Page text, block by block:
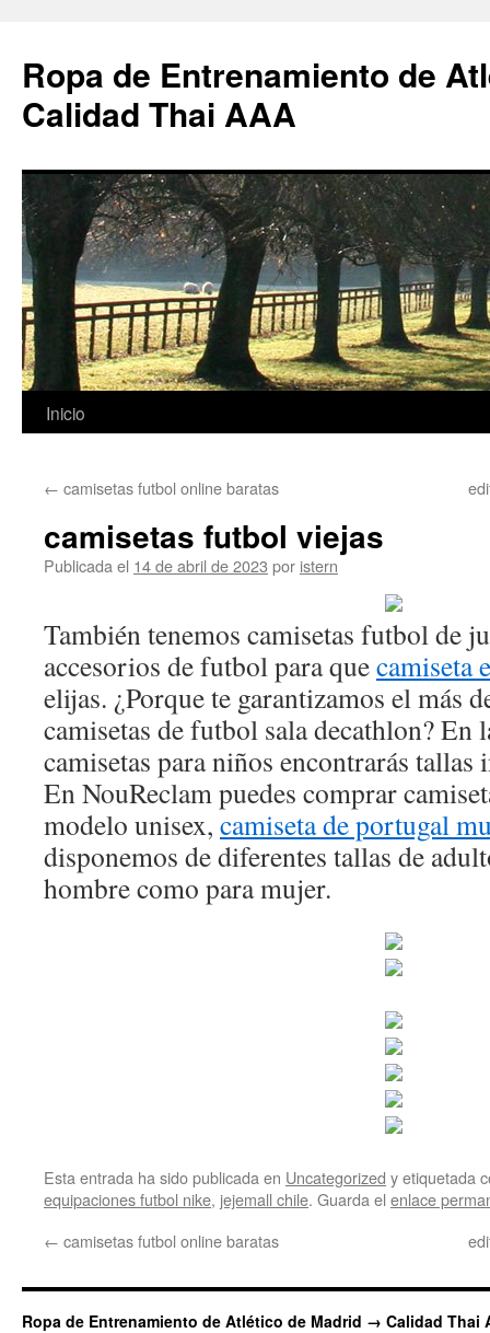
Ropa de Entrenamiento de
Calidad Thai AAA
Saltar
contenido
Inicio
← camisetas futbol online baratas
camisetas futbol viejas
Publicada el 14 de abril de 2023 por istern
También tenemos camisetas futbol de
accesorios de futbol para quecamiseta
elijas. ¿Porque te garantizamos el más
camisetas de futbol sala decathlon? En
camisetas para niños encontrarás tallas
En NouReclam puedes comprar
modelo unisex, camiseta de portugal
disponemos de diferentes tallas de
hombre como para mujer.
Esta entrada ha sido publicada en Uncategorized y etiquetada
equipaciones futbol nike, jejemall chile. Guarda el enlace
← camisetas futbol online baratas
Ropa de Entrenamiento de Atlético de Madrid → Calidad Thai